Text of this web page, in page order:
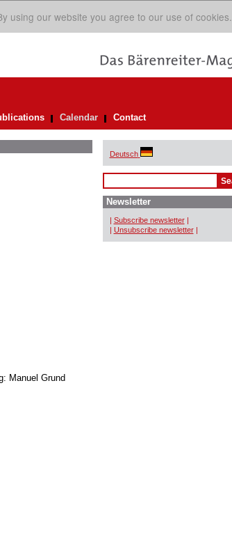
using our website you agree to our use of cookies.
Calendar Contact
Manuel Grund
Deutsch
Newsletter
| Subscribe newsletter |
| Unsubscribe newsletter |